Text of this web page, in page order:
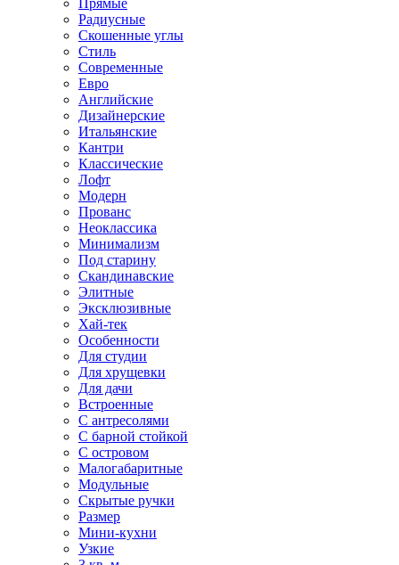
Прямые
Радиусные
Скошенные углы
Стиль
Современные
Евро
Английские
Дизайнерские
Итальянские
Кантри
Классические
Лофт
Модерн
Прованс
Неоклассика
Минимализм
Под старину
Скандинавские
Элитные
Эксклюзивные
Хай-тек
Особенности
Для студии
Для хрущевки
Для дачи
Встроенные
С антресолями
С барной стойкой
С островом
Малогабаритные
Модульные
Скрытые ручки
Размер
Мини-кухни
Узкие